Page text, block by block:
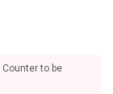
Counter to be